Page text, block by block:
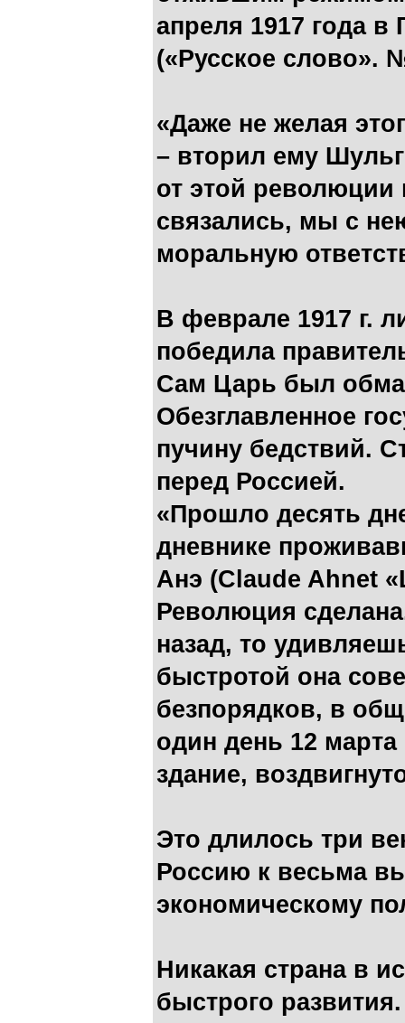
апреля 1917 года в
(«Русское слово».
«Даже не желая
– вторил ему
от этой
связались, мы с
моральную
В феврале 1917 г.
победила
Сам Царь был
Обезглавленное
пучину бедствий.
перед Россией.
«Прошло десять
дневнике
Анэ (Claude Ahnet
Революция
назад, то
быстротой она
безпорядков, в
один день 12 марта
здание,
Это длилось три
Россию к весьма
экономическому
Никакая страна в
быстрого